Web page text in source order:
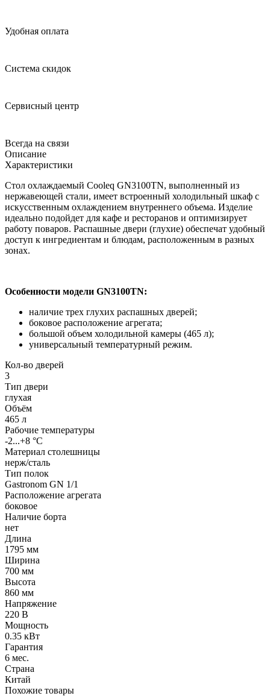
Удобная оплата
Система скидок
Сервисный центр
Всегда на связи
Описание
Характеристики
Стол охлаждаемый Cooleq GN3100TN, выполненный из
нержавеющей стали, имеет встроенный холодильный шкаф с
искусственным охлаждением внутреннего объема. Изделие
идеально подойдет для кафе и ресторанов и оптимизирует
работу поваров. Распашные двери (глухие) обеспечат удобный
доступ к ингредиентам и блюдам, расположенным в разных
зонах.
Особенности модели GN3100TN:
наличие трех глухих распашных дверей;
боковое расположение агрегата;
большой объем холодильной камеры (465 л);
универсальный температурный режим.
Кол-во дверей
3
Тип двери
глухая
Объём
465 л
Рабочие температуры
-2...+8 °C
Материал столешницы
нерж/сталь
Тип полок
Gastronom GN 1/1
Расположение агрегата
боковое
Наличие борта
нет
Длина
1795 мм
Ширина
700 мм
Высота
860 мм
Напряжение
220 В
Мощность
0.35 кВт
Гарантия
6 мес.
Страна
Китай
Похожие товары